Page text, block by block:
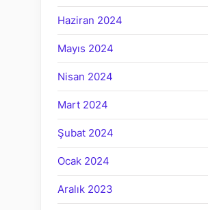
Haziran 2024
Mayıs 2024
Nisan 2024
Mart 2024
Şubat 2024
Ocak 2024
Aralık 2023